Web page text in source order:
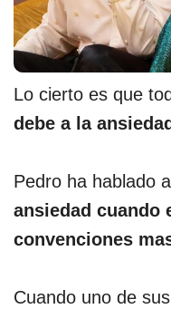
Lo cierto es que
debe a la
Pedro ha hablado
ansiedad cuando
convenciones
Cuando uno de